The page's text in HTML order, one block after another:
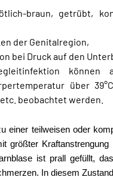
braun, getrübt,
der Genitalregion,
bei Druck auf den
können
über
beobachtet werden.
einer teilweisen oder
größter
ist prall gefüllt,
In diesem